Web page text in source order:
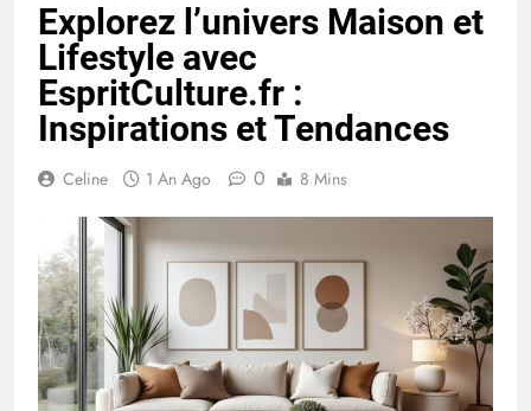
Quel est le salaire de Myriam Seurat en
2025 ?
4 Mois Ago
fonctionnalités clés et avantages
4 Mois Ago
Découvrez notre test d’orientation
gratuit spécialement conçu pour
collégiens et lycéens
4 Mois Ago
Explorez l’univers Maison et
Lifestyle avec
EspritCulture.fr :
Inspirations et Tendances
Celine 1 An Ago 0 8 Mins